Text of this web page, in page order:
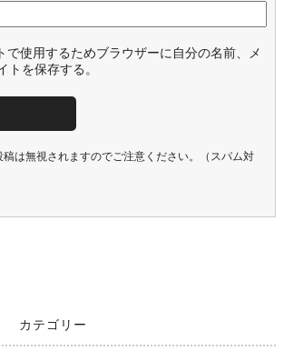
で使用するためブラウザーに自分の名前、メ
トを保存する。
稿は無視されますのでご注意ください。（スパム対
カテゴリー